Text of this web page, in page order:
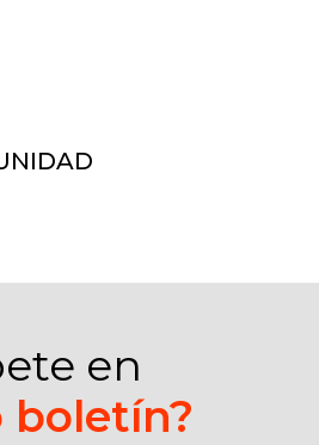
en
boletín?